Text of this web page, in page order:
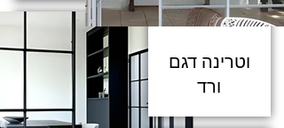
וטרינה דגם
ורד